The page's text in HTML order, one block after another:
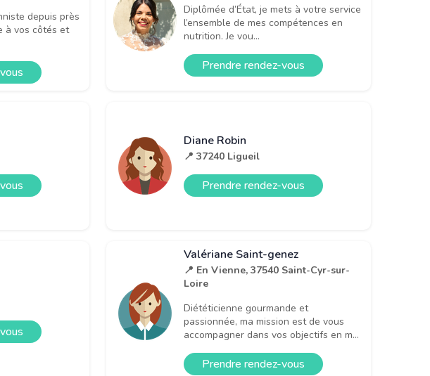
depuis près
à vos côtés et
Diplômée d’État, je mets à votre service
l’ensemble de mes compétences en
nutrition. Je vou...
Prendre rendez-vous
Diane Robin
📍 37240 Ligueil
Prendre rendez-vous
Valériane Saint-genez
📍 En Vienne, 37540 Saint-Cyr-sur-
Loire
Diététicienne gourmande et
passionnée, ma mission est de vous
accompagner dans vos objectifs en m...
Prendre rendez-vous